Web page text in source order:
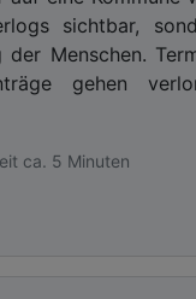
mit
in das von
ist. Föderiertes
trainiert
sichtbar,
Menschen.
gehen
ca. 5 Minuten